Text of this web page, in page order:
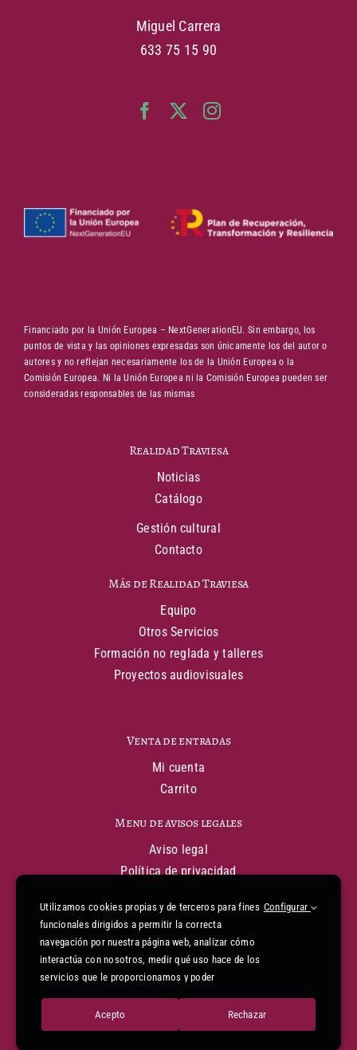
Realidad Traviesa
Noticias
Catálogo
Gestión cultural
Contacto
Más de Realidad Traviesa
Equipo
Otros Servicios
Formación no reglada y talleres
Proyectos audiovisuales
Miguel Carrera
633 75 15 90
Venta de entradas
Mi cuenta
Carrito
Menu de avisos legales
Aviso legal
Política de privacidad
Condiciones generales de venta
Declaración de financiación
Informe de accesibilidad
Mapa web
Financiado por la Unión Europea – NextGenerationEU. Sin embargo, los
puntos de vista y las opiniones expresadas son únicamente los del autor o
autores y no reflejan necesariamente los de la Unión Europea o la
Comisión Europea. Ni la Unión Europea ni la Comisión Europea pueden ser
consideradas responsables de las mismas
© 2026 | Diseño web de
Utilizamos cookies propias y de terceros para fines
funcionales dirigidos a permitir la correcta
navegación por nuestra página web, analizar cómo
interactúa con nosotros, medir qué uso hace de los
servicios que le proporcionamos y poder
cookies pulse el botón “Configuración” Para
consentir su utilización y confirmar que ha leído la
Configurar
Acepto Rechazar